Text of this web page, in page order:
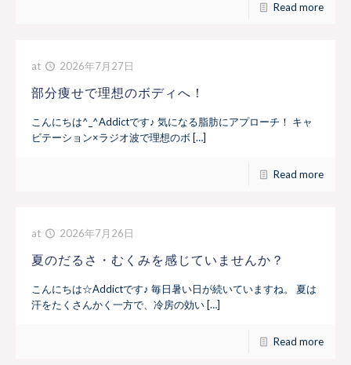
Read more
at 2026年7月27日
部分痩せで理想のボディへ！
こんにちは^_^Addictです♪ 気になる脂肪にアプローチ！ キャ
ビテーション×ラジオ波で理想のボ […]
Read more
at 2026年7月26日
夏のだるさ・むくみを感じていませんか？
こんにちは☆Addictです♪ 毎日暑い日が続いていますね。 夏は
汗をたくさんかく一方で、冷房の効い […]
Read more